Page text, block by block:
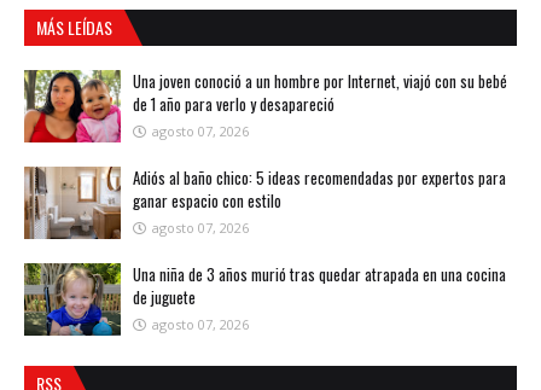
MÁS LEÍDAS
Una joven conoció a un hombre por Internet, viajó con su bebé
de 1 año para verlo y desapareció
agosto 07, 2026
Adiós al baño chico: 5 ideas recomendadas por expertos para
ganar espacio con estilo
agosto 07, 2026
Una niña de 3 años murió tras quedar atrapada en una cocina
de juguete
agosto 07, 2026
RSS